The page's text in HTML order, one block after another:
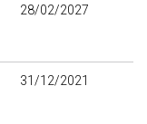
28/02/2027
31/12/2021